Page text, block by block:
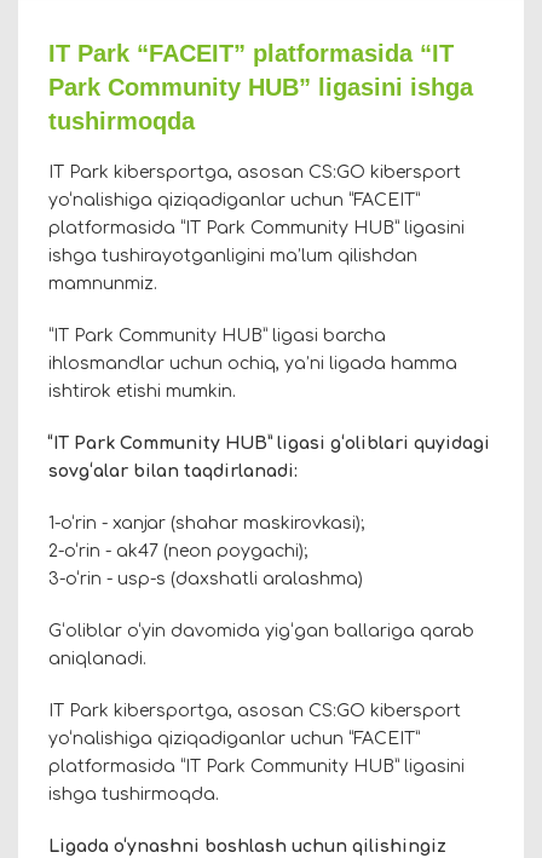
IT Park “FACEIT” platformasida “IT
Park Community HUB” ligasini ishga
tushirmoqda
IT Park kibersportga, asosan CS:GO kibersport
yo‘nalishiga qiziqadiganlar uchun “FACEIT”
platformasida “IT Park Community HUB” ligasini
ishga tushirayotganligini ma’lum qilishdan
mamnunmiz.
“IT Park Community HUB” ligasi barcha
ihlosmandlar uchun ochiq, ya’ni ligada hamma
ishtirok etishi mumkin.
“IT Park Community HUB” ligasi g‘oliblari quyidagi
sovg‘alar bilan taqdirlanadi:
1-o‘rin - xanjar (shahar maskirovkasi);
2-o‘rin - ak47 (neon poygachi);
3-o‘rin - usp-s (daxshatli aralashma)
G‘oliblar o‘yin davomida yig‘gan ballariga qarab
aniqlanadi.
IT Park kibersportga, asosan CS:GO kibersport
yo‘nalishiga qiziqadiganlar uchun “FACEIT”
platformasida “IT Park Community HUB” ligasini
ishga tushirmoqda.
Ligada o‘ynashni boshlash uchun qilishingiz